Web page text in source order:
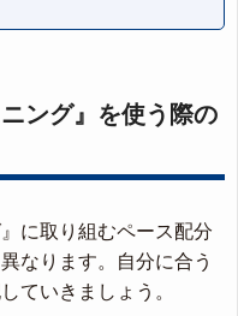
ング』を使う際の
に取り組むペース配分
なります。自分に合う
ていきましょう。